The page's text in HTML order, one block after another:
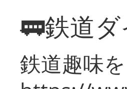
🚃鉄道
鉄道趣味